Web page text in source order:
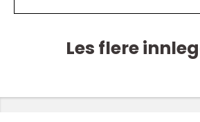
Les flere